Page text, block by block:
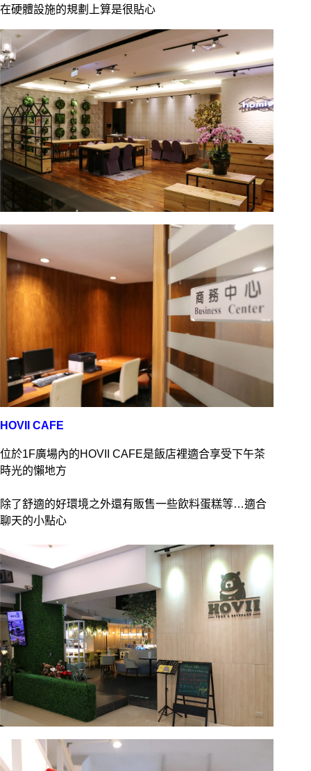
在硬體設施的規劃上算是很貼心
HOVII CAFE
位於1F廣場內的HOVII CAFE是飯店裡適合享受下午茶
時光的懶地方
除了舒適的好環境之外還有販售一些飲料蛋糕等…適合
聊天的小點心